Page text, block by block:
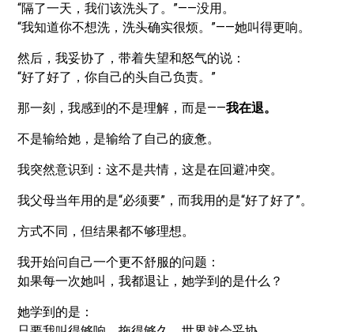
“隔了一天，我们该洗头了。”——没用。
“我知道你不想洗，洗头确实很烦。”——她叫得更响。
然后，我妥协了，带着失望和怒气的说：
“好了好了，你自己的头自己负责。”
那一刻，我感到的不是理解，而是——我在退。
不是输给她，是输给了自己的疲惫。
我突然意识到：这不是共情，这是在回避冲突。
我父母当年用的是“必须要”，而我用的是“好了好了”。
方式不同，但结果都不够理想。
我开始问自己一个更不舒服的问题：
如果每一次她叫，我都退让，她学到的是什么？
她学到的是：